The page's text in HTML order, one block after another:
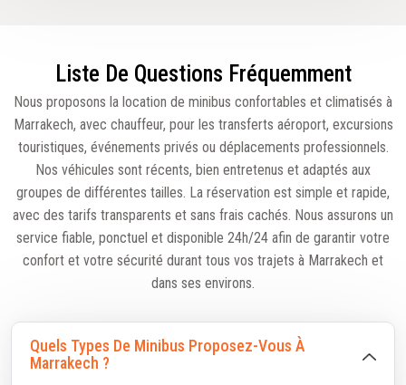
Liste De Questions Fréquemment
Nous proposons la location de minibus confortables et climatisés à
Marrakech, avec chauffeur, pour les transferts aéroport, excursions
touristiques, événements privés ou déplacements professionnels.
Nos véhicules sont récents, bien entretenus et adaptés aux
groupes de différentes tailles. La réservation est simple et rapide,
avec des tarifs transparents et sans frais cachés. Nous assurons un
service fiable, ponctuel et disponible 24h/24 afin de garantir votre
confort et votre sécurité durant tous vos trajets à Marrakech et
dans ses environs.
Quels Types De Minibus Proposez-Vous À
Marrakech ?